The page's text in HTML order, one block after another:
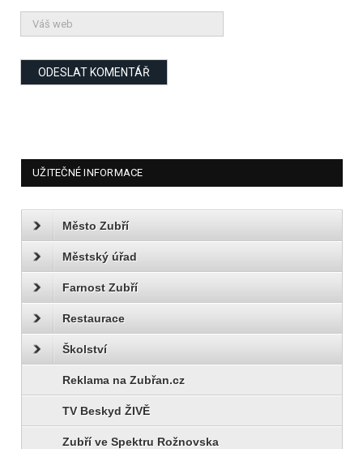
UŽITEČNÉ INFORMACE
Město Zubří
Městský úřad
Farnost Zubří
Restaurace
Školství
Reklama na Zubřan.cz
TV Beskyd ŽIVĚ
Zubří ve Spektru Rožnovska